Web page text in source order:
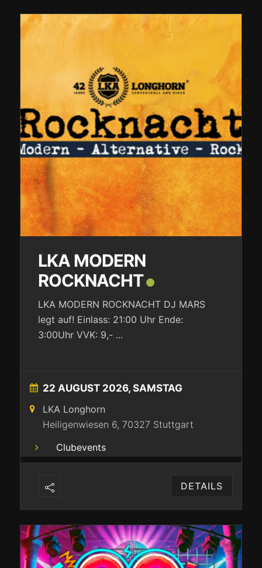
LKA MODERN
ROCKNACHT
LKA MODERN ROCKNACHT DJ MARS
legt auf! Einlass: 21:00 Uhr Ende:
3:00Uhr VVK: 9,- ...
22 AUGUST 2026, SAMSTAG
LKA Longhorn
Heiligenwiesen 6, 70327 Stuttgart
Clubevents
DETAILS